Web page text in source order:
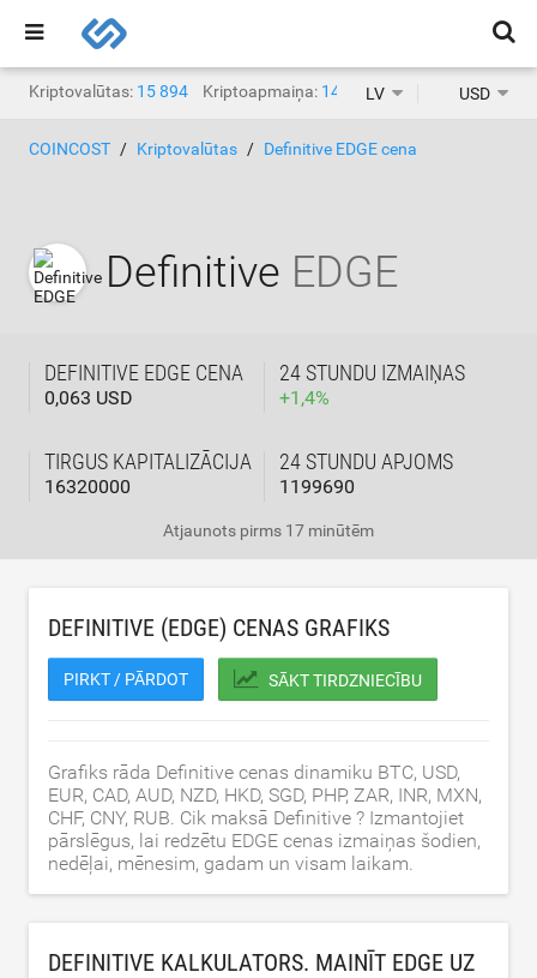
Kriptovalūtas: 15 894 Kriptoapmaiņa: 1468 LV USD
COINCOST Kriptovalūtas Definitive EDGE cena
Definitive EDGE
DEFINITIVE EDGE CENA
0,063 USD
24 STUNDU IZMAIŅAS
+1,4%
TIRGUS KAPITALIZĀCIJA
16320000
24 STUNDU APJOMS
1199690
Atjaunots pirms 17 minūtēm
DEFINITIVE (EDGE) CENAS GRAFIKS
PIRKT / PĀRDOT SĀKT TIRDZNIECĪBU
Grafiks rāda Definitive cenas dinamiku BTC, USD,
EUR, CAD, AUD, NZD, HKD, SGD, PHP, ZAR, INR, MXN,
CHF, CNY, RUB. Cik maksā Definitive ? Izmantojiet
pārslēgus, lai redzētu EDGE cenas izmaiņas šodien,
nedēļai, mēnesim, gadam un visam laikam.
DEFINITIVE KALKULATORS. MAINĪT EDGE UZ